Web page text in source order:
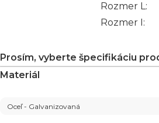
Rozmer L:
Rozmer I:
Prosím, vyberte špecifikáciu
Materiál
Oceľ - Galvanizovaná